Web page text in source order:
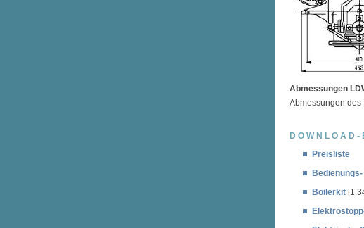
Abmessungen
Abmessungen des
DOWNLOAD-
Preisliste
Boilerkit